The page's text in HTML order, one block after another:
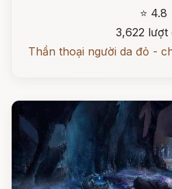
⭐ 4.8
3,622 lượt
Thần thoại người da đỏ -